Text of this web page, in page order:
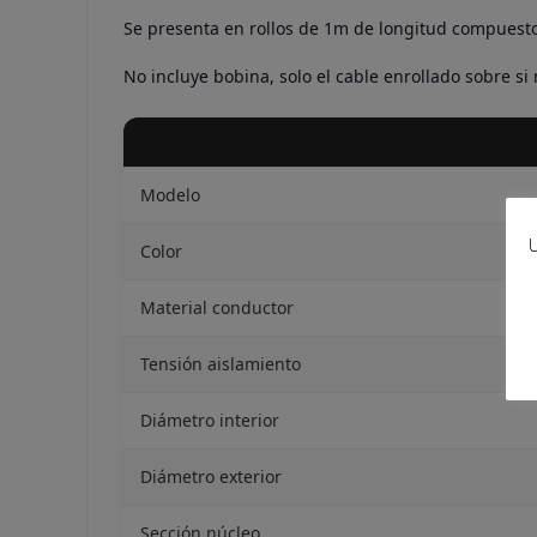
Se presenta en rollos de 1m de longitud
No incluye bobina, solo el cable enrollado sobre si
Modelo
Color
Material conductor
Tensión aislamiento
Diámetro interior
Diámetro exterior